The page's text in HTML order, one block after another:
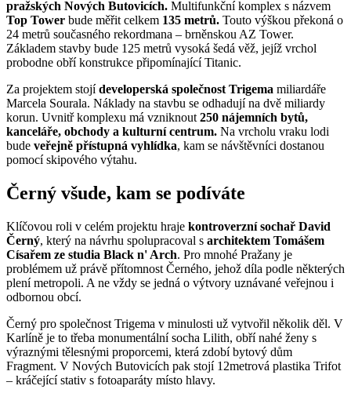
pražských Nových Butovicích. Multifunkční komplex s názvem
Top Tower bude měřit celkem 135 metrů. Touto výškou překoná o
24 metrů současného rekordmana – brněnskou AZ Tower.
Základem stavby bude 125 metrů vysoká šedá věž, jejíž vrchol
probodne obří konstrukce připomínající Titanic.
Za projektem stojídeveloperská společnost Trigema miliardáře
Marcela Sourala. Náklady na stavbu se odhadují na dvě miliardy
korun. Uvnitř komplexu má vzniknout 250 nájemních bytů,
kanceláře, obchody a kulturní centrum. Na vrcholu vraku lodi
bude veřejně přístupná vyhlídka, kam se návštěvníci dostanou
pomocí skipového výtahu.
Černý všude, kam se podíváte
Klíčovou roli v celém projektu hraje kontroverzní sochař David
Černý, který na návrhu spolupracoval s architektem Tomášem
Císařem ze studia Black n' Arch. Pro mnohé Pražany je
problémem už právě přítomnost Černého, jehož díla podle některých
plení metropoli. A ne vždy se jedná o výtvory uznávané veřejnou i
odbornou obcí.
Černý pro společnost Trigema v minulosti už vytvořil několik děl. V
Karlíně je to třeba monumentální socha Lilith, obří nahé ženy s
výraznými tělesnými proporcemi, která zdobí bytový dům
Fragment. V Nových Butovicích pak stojí 12metrová plastika Trifot
– kráčející stativ s fotoaparáty místo hlavy.